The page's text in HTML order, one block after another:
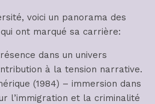
voici un panorama des
ont marqué sa carrière:
dans un univers
à la tension narrative.
(1984) – immersion dans
l’immigration et la criminalité